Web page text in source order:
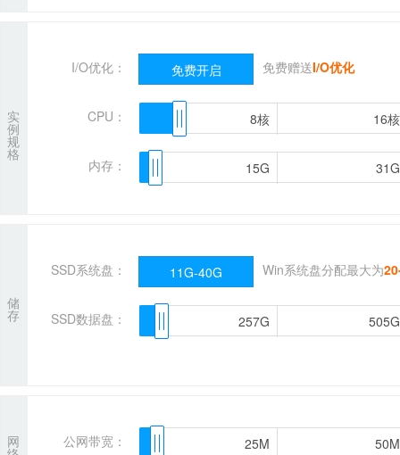
实
例
规
格
I/O优化： 免费开启 免费赠送I/O优化
CPU： 8核 16核
8核 16核
内存： 15G 31G
15G 31G
储
存
SSD系统盘： 11G-40G Win系统盘分配最大为
SSD数据盘： 257G 505G
257G 505G
网 公网带宽： 25M 50M
25M 50M